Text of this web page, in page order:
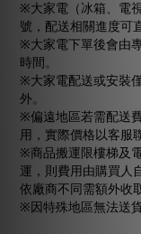
※大家電（冰箱、電
號，配送相關進度可
※大家電下單後會由
時間。
※大家電配送或安裝
外。
※偏遠地區若需配送
用，實際價格以客服
※商品搬運限樓梯及
運，則費用由購買人
依廠商不同需額外收取
※因特殊地區無法送